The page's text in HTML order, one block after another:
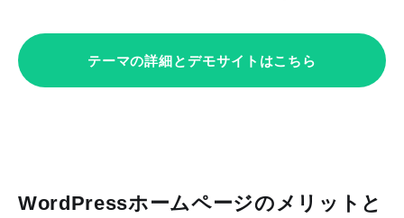
テーマの詳細とデモサイトはこちら
WordPressホームページのメリットと